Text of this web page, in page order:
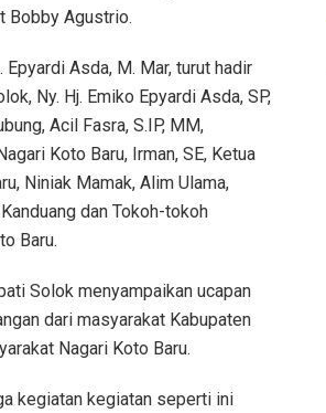
Bobby Agustrio.
Asda, M. Mar, turut hadir
Ny. Hj. Emiko Epyardi Asda, SP,
Acil Fasra, S.IP, MM,
Koto Baru, Irman, SE, Ketua
Niniak Mamak, Alim Ulama,
dan Tokoh-tokoh
Baru.
Solok menyampaikan ucapan
dari masyarakat Kabupaten
Nagari Koto Baru.
kegiatan kegiatan seperti ini